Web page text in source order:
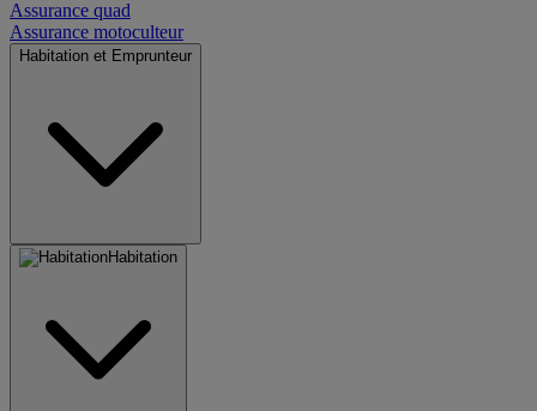
Assurance quad
Assurance motoculteur
Habitation et Emprunteur
Habitation